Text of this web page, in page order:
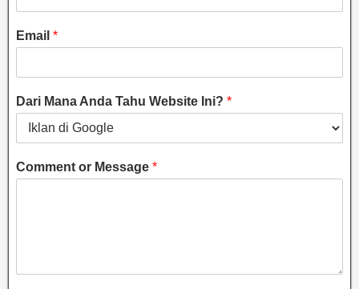
Email *
Dari Mana Anda Tahu Website Ini? *
Comment or Message *